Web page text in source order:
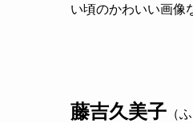
い頃のかわいい画像
藤吉久美子 （